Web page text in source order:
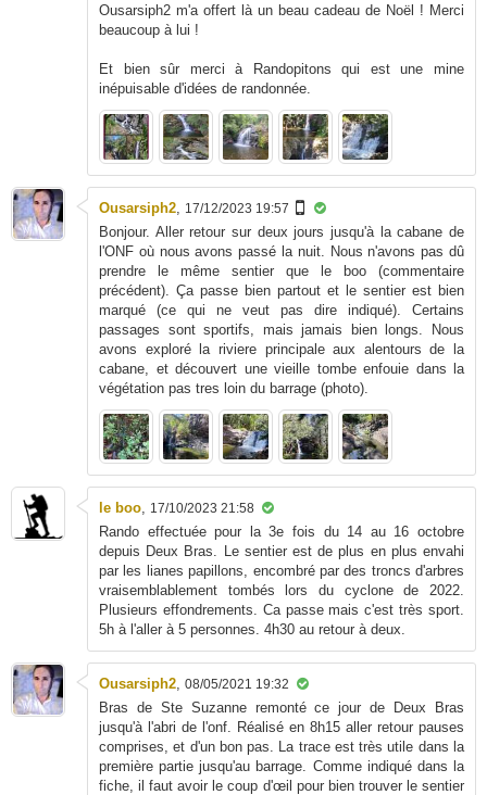
Ousarsiph2 m'a offert là un beau cadeau de Noël ! Merci
beaucoup à lui !
Et bien sûr merci à Randopitons qui est une mine
inépuisable d'idées de randonnée.
Ousarsiph2 17/12/2023 19:57
Bonjour. Aller retour sur deux jours jusqu'à la cabane de
l'ONF où nous avons passé la nuit. Nous n'avons pas dû
prendre le même sentier que le boo (commentaire
précédent). Ça passe bien partout et le sentier est bien
marqué (ce qui ne veut pas dire indiqué). Certains
passages sont sportifs, mais jamais bien longs. Nous
avons exploré la riviere principale aux alentours de la
cabane, et découvert une vieille tombe enfouie dans la
végétation pas tres loin du barrage (photo).
le boo 17/10/2023 21:58
Rando effectuée pour la 3e fois du 14 au 16 octobre
depuis Deux Bras. Le sentier est de plus en plus envahi
par les lianes papillons, encombré par des troncs d'arbres
vraisemblablement tombés lors du cyclone de 2022.
Plusieurs effondrements. Ca passe mais c'est très sport.
5h à l'aller à 5 personnes. 4h30 au retour à deux.
Ousarsiph2 08/05/2021 19:32
Bras de Ste Suzanne remonté ce jour de Deux Bras
jusqu'à l'abri de l'onf. Réalisé en 8h15 aller retour pauses
comprises, et d'un bon pas. La trace est très utile dans la
première partie jusqu'au barrage. Comme indiqué dans la
fiche, il faut avoir le coup d'œil pour bien trouver le sentier